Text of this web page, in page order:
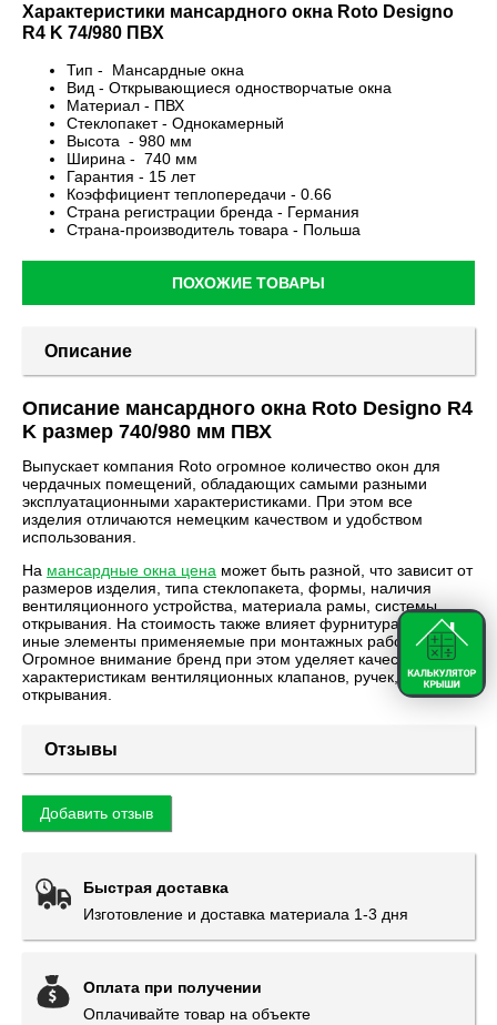
Характеристики мансардного окна Roto Designo
R4 K 74/980 ПВХ
Тип - Мансардные окна
Вид - Открывающиеся одностворчатые окна
Материал - ПВХ
Стеклопакет - Однокамерный
Высота - 980 мм
Ширина - 740 мм
Гарантия - 15 лет
Коэффициент теплопередачи - 0.66
Страна регистрации бренда - Германия
Страна-производитель товара - Польша
ПОХОЖИЕ ТОВАРЫ
Описание
Описание мансардного окна Roto Designo R4
K размер 740/980 мм ПВХ
Выпускает компания Roto огромное количество окон для
чердачных помещений, обладающих самыми разными
эксплуатационными характеристиками. При этом все
изделия отличаются немецким качеством и удобством
использования.
На мансардные окна цена может быть разной, что зависит от
размеров изделия, типа стеклопакета, формы, наличия
вентиляционного устройства, материала рамы, системы
открывания. На стоимость также влияет фурнитура, те или
иные элементы применяемые при монтажных работах.
Огромное внимание бренд при этом уделяет качественным
характеристикам вентиляционных клапанов, ручек, систем
открывания.
Отзывы
Добавить отзыв
Быстрая доставка
Изготовление и доставка материала 1-3 дня
Оплата при получении
Оплачивайте товар на объекте